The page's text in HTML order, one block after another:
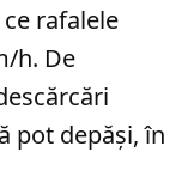
rafalele
h. De
pot depăși, în